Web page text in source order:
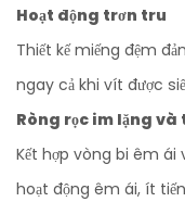
Hoạt động trơn tru
Thiết kế miếng đệm
ngay cả khi vít được
Ròng rọc im lặng và
Kết hợp vòng bi êm ái
hoạt động êm ái, ít